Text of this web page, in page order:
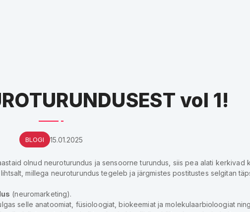
vol 1!
BLOGI 15.01.2025
olnud neuroturundus ja sensoorne turundus, siis pea alati kerkivad
millega neuroturundus tegeleb ja järgmistes postitustes selgitan
(neuromarketing).
selle anatoomiat, füsioloogiat, biokeemiat ja molekulaarbioloogiat